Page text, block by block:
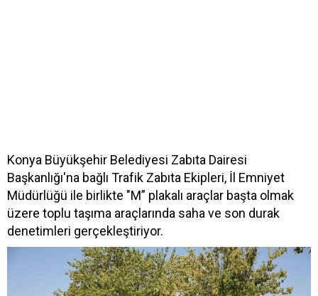
Konya Büyükşehir Belediyesi Zabıta Dairesi
Başkanlığı'na bağlı Trafik Zabıta Ekipleri, İl Emniyet
Müdürlüğü ile birlikte "M” plakalı araçlar başta olmak
üzere toplu taşıma araçlarında saha ve son durak
denetimleri gerçekleştiriyor.